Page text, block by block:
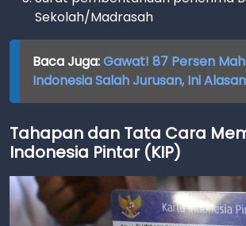
Sekolah/Madrasah
Baca Juga:Gawat! 87 Persen
Indonesia Salah Jurusan, Ini
Tahapan dan Tata Cara
Indonesia Pintar (KIP)